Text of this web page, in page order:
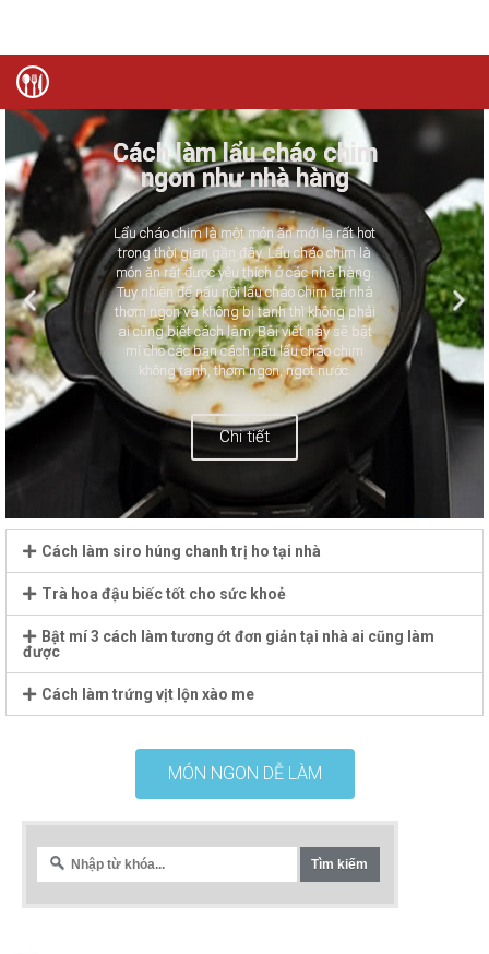
Cách làm lẩu cháo chim
ngon như nhà hàng
Lẩu cháo chim là một món ăn mới lạ rất hot
trong thời gian gần đây. Lẩu cháo chim là
món ăn rất được yêu thích ở các nhà hàng.
Tuy nhiên để nấu nồi lẩu cháo chim tại nhà
thơm ngon và không bị tanh thì không phải
ai cũng biết cách làm. Bài viết này sẽ bật
mí cho các bạn cách nấu lẩu cháo chim
không tanh, thơm ngon, ngọt nước.
Chi tiết
Cách làm siro húng chanh trị ho tại nhà
Trà hoa đậu biếc tốt cho sức khoẻ
Bật mí 3 cách làm tương ớt đơn giản tại nhà ai cũng làm
được
Cách làm trứng vịt lộn xào me
MÓN NGON DỄ LÀM